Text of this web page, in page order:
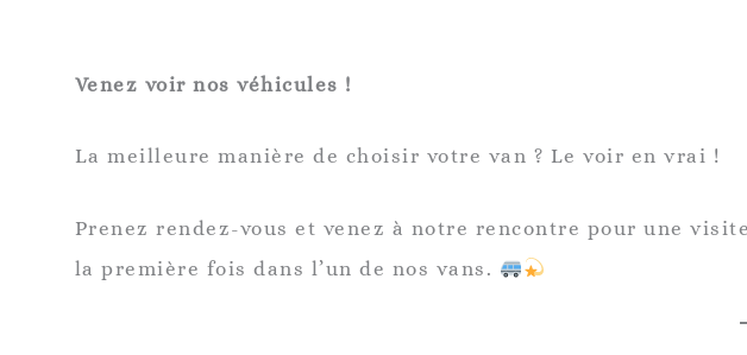
Venez voir nos véhicules !
La meilleure manière de choisir votre van ? Le voir en vrai !
Prenez rendez-vous et venez à notre rencontre pour une
la première fois dans l’un de nos vans.